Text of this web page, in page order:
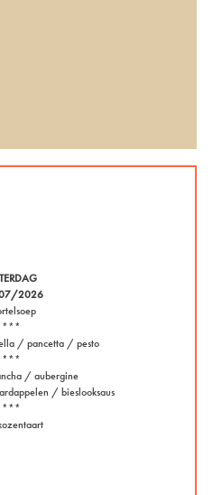
2026
***
/ pancetta / pesto
***
/ aubergine
/ bieslooksaus
***